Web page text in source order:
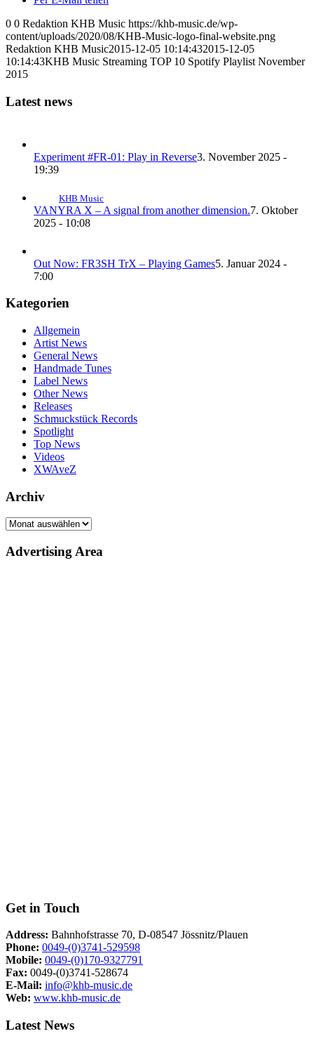
0 0 Redaktion KHB Music https://khb-music.de/wp-
content/uploads/2020/08/KHB-Music-logo-final-website.png
Redaktion KHB Music2015-12-05 10:14:432015-12-05
10:14:43KHB Music Streaming TOP 10 Spotify Playlist November
2015
Latest news
Experiment #FR-01: Play in Reverse3. November 2025 -
19:39
KHB Music
VANYRA X – A signal from another dimension.7. Oktober
2025 - 10:08
Out Now: FR3SH TrX – Playing Games5. Januar 2024 -
7:00
Kategorien
Allgemein
Artist News
General News
Handmade Tunes
Label News
Other News
Releases
Schmuckstück Records
Spotlight
Top News
Videos
XWAveZ
Archiv
Archiv
Advertising Area
Get in Touch
Address: Bahnhofstrasse 70, D-08547 Jössnitz/Plauen
Phone: 0049-(0)3741-529598
Mobile: 0049-(0)170-9327791
Fax: 0049-(0)3741-528674
E-Mail: info@khb-music.de
Web: www.khb-music.de
Latest News